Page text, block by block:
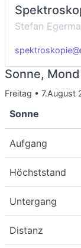
Stefan
Sonne,
Freitag • 7.August
Sonne
Aufgang
Höchststand
Untergang
Distanz